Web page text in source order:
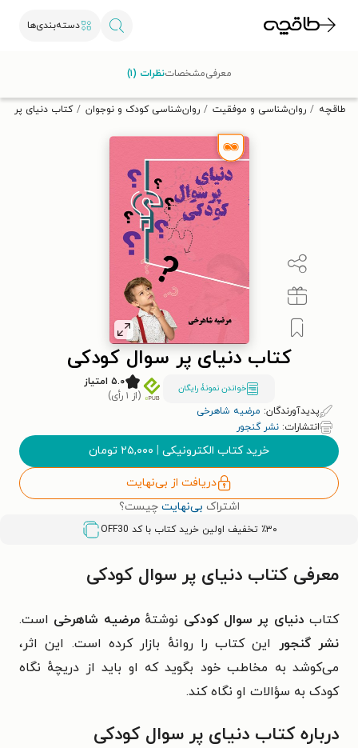
دسته‌بندی‌ها
تخفیف از طاقچه دریافت کن.
طاقچه روان‌شناسی و موفقیت روان‌شناسی کودک و نوجوان کتاب دنیای پر
کتاب دنیای پر سوال کودکی
خواندن نمونۀ رایگان
۵.۰ امتیاز
(از ۱ رأی)
پدیدآورندگان: مرضیه شاهرخی
انتشارات: نشر گنجور
خرید کتاب الکترونیکی | ۲۵,۰۰۰ تومان
دریافت از بی‌نهایت
اشتراک بی‌نهایت چیست؟
٪۳۰ تخفیف اولین خرید کتاب با کد OFF30
معرفیمشخصاتنظرات (۱)
معرفی کتاب دنیای پر سوال کودکی
کتاب دنیای پر سوال کودکی نوشتهٔمرضیه شاهرخی است.
نشر گنجور
این کتاب را روانهٔ بازار کرده است. این اثر،
می‌کوشد به مخاطب خود بگوید که او باید از دریچهٔ نگاه
کودک به سؤالات او نگاه کند.
درباره کتاب دنیای پر سوال کودکی